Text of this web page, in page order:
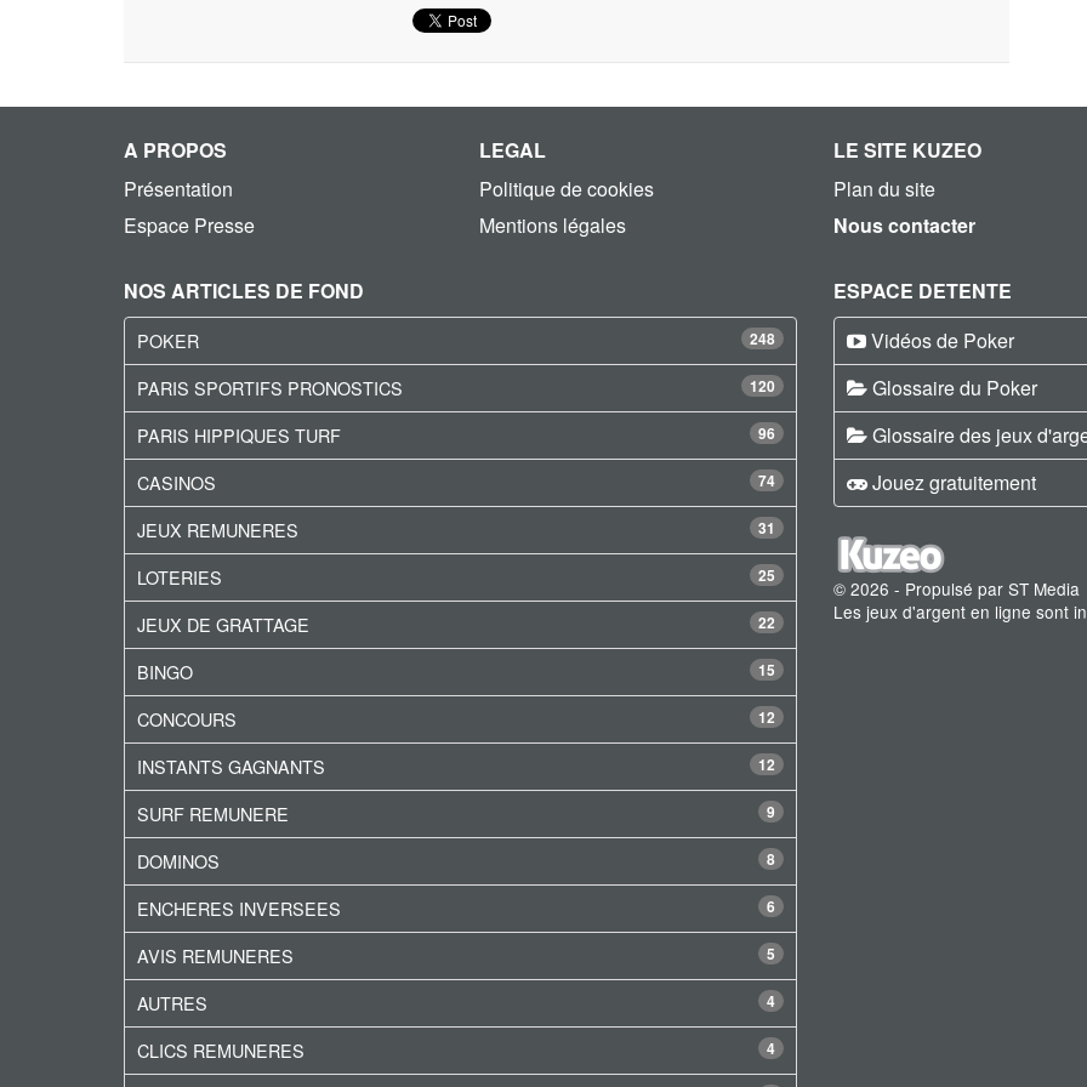
A PROPOS
Présentation
Espace Presse
LEGAL
Politique de cookies
Mentions légales
LE SITE KUZEO
Plan du site
Nous contacter
NOS ARTICLES DE FOND
248
POKER
120
PARIS SPORTIFS PRONOSTICS
96
PARIS HIPPIQUES TURF
74
CASINOS
31
JEUX REMUNERES
25
LOTERIES
22
JEUX DE GRATTAGE
15
BINGO
12
CONCOURS
12
INSTANTS GAGNANTS
9
SURF REMUNERE
8
DOMINOS
6
ENCHERES INVERSEES
5
AVIS REMUNERES
4
AUTRES
4
CLICS REMUNERES
ESPACE DETENTE
Vidéos de Poker
Glossaire du Poker
Glossaire des jeux
Jouez gratuitement
© 2026 - Propulsé par ST Media
Les jeux d'argent en ligne sont